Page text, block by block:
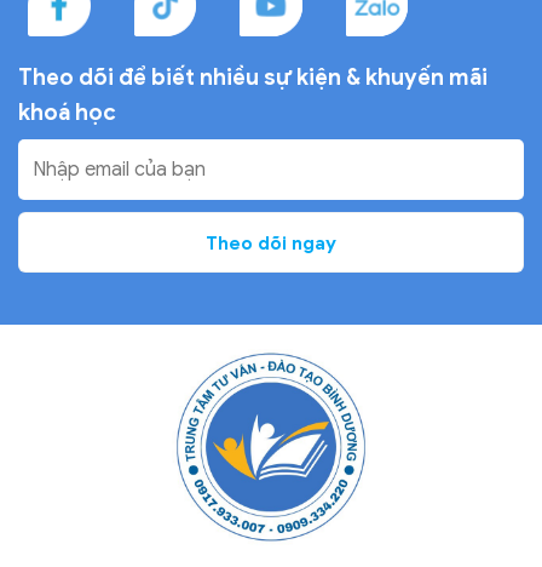
Theo dõi để biết nhiều sựkiện & khuyến mãi
khoá học